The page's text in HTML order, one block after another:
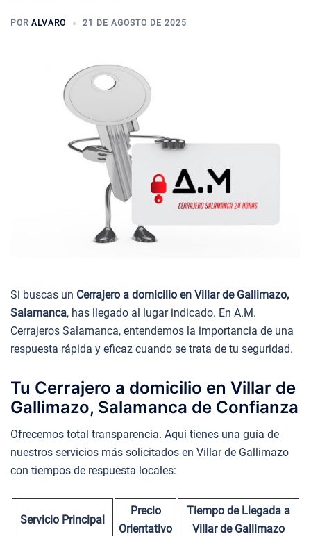
POR ALVARO 21 DE AGOSTO DE 2025
Si buscas un Cerrajero a domicilio en Villar de Gallimazo,
Salamanca, has llegado al lugar indicado. En A.M.
Cerrajeros Salamanca, entendemos la importancia de una
respuesta rápida y eficaz cuando se trata de tu seguridad.
Tu Cerrajero a domicilio en Villar de
Gallimazo, Salamanca de Confianza
Ofrecemos total transparencia. Aquí tienes una guía de
nuestros servicios más solicitados en Villar de Gallimazo
con tiempos de respuesta locales:
Servicio Principal
Precio
Orientativo
Tiempo de Llegada a
Villar de Gallimazo